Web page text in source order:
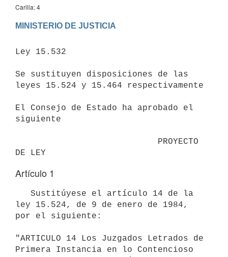
Carilla: 4
MINISTERIO DE JUSTICIA
Ley 15.532
Se sustituyen disposiciones de las
leyes 15.524 y 15.464 respectivamente
El Consejo de Estado ha aprobado el
siguiente
DE LEY
Artículo 1
ley 15.524, de 9 de enero de 1984,
por el siguiente:
"ARTICULO 14 Los Juzgados Letrados de
Primera Instancia en lo Contencioso